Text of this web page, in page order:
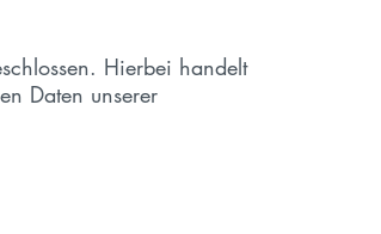
Hierbei handelt
Daten unserer